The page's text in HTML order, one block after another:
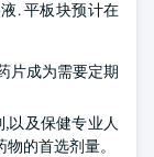
. 平板块预计在
片成为需要定期
以及保健专业人
的首选剂量。